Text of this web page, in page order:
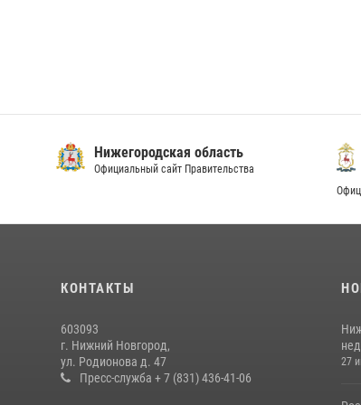
Нижегородская область
Официальный сайт Правительства
КОНТАКТЫ
603093
г. Нижний Новгород,
ул. Родионова д. 47
Пресс-служба + 7 (831) 436-41-06
27